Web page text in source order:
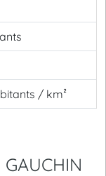
/ km²